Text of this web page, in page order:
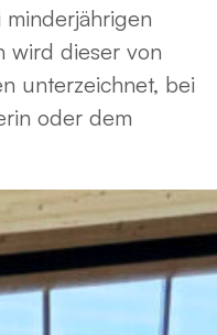
wird dieser von
unterzeichnet, bei
oder dem